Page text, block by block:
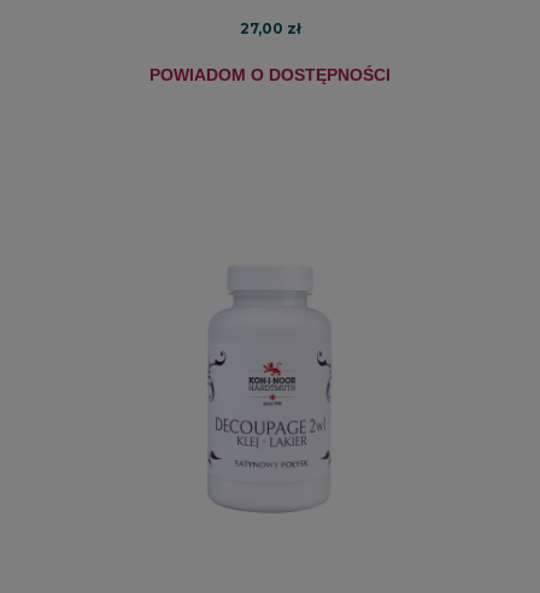
27,00 zł
POWIADOM O DOSTĘPNOŚCI